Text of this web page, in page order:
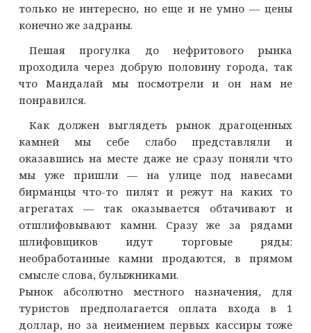
только не интересно, но еще и не умно — цены
конечно же задраны.
Пешая прогулка до нефритового рынка
проходила через добрую половину города, так
что Мандалай мы посмотрели и он нам не
понравился.
Как должен выглядеть рынок драгоценных
камней мы себе слабо представляли и
оказавшись на месте даже не сразу поняли что
мы уже пришли — на улице под навесами
бирманцы что-то пилят и режут на каких то
агрегатах — так оказывается обтачивают и
отшлифовывают камни. Сразу же за рядами
шлифовщиков идут торговые ряды:
необработанные камни продаются, в прямом
смысле слова, булыжниками.
Рынок абсолютно местного назначения, для
туристов предполагается оплата входа в 1
доллар, но за неимением первых кассиры тоже